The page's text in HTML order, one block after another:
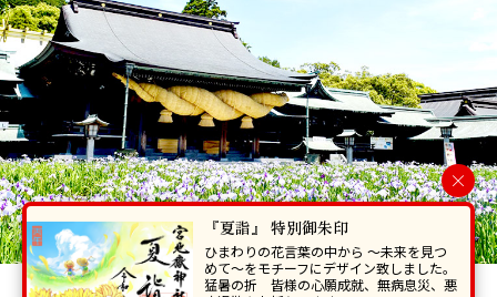
当ホームページで掲載の写真・イラスト等を無断で転写･複製することを
×
『夏詣』 特別御朱印
ひまわりの花言葉の中から 〜未来を見つ
めて〜をモチーフにデザイン致しました。
猛暑の折 皆様の心願成就、無病息災、悪